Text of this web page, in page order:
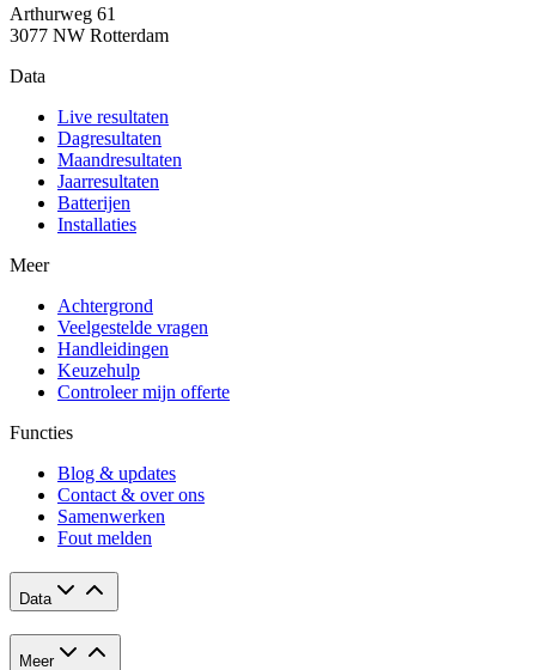
Arthurweg 61
3077 NW Rotterdam
Data
Live resultaten
Dagresultaten
Maandresultaten
Jaarresultaten
Batterijen
Installaties
Meer
Achtergrond
Veelgestelde vragen
Handleidingen
Keuzehulp
Controleer mijn offerte
Functies
Blog & updates
Contact & over ons
Samenwerken
Fout melden
Data
Meer